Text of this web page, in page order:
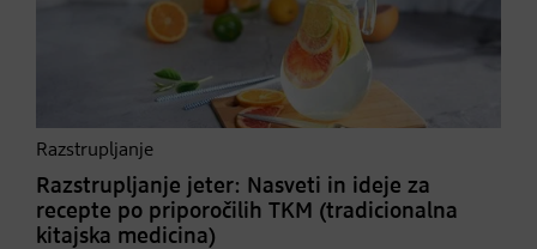
Razstrupljanje
Razstrupljanje jeter: Nasveti in ideje za
recepte po priporočilih TKM (tradicionalna
kitajska medicina)